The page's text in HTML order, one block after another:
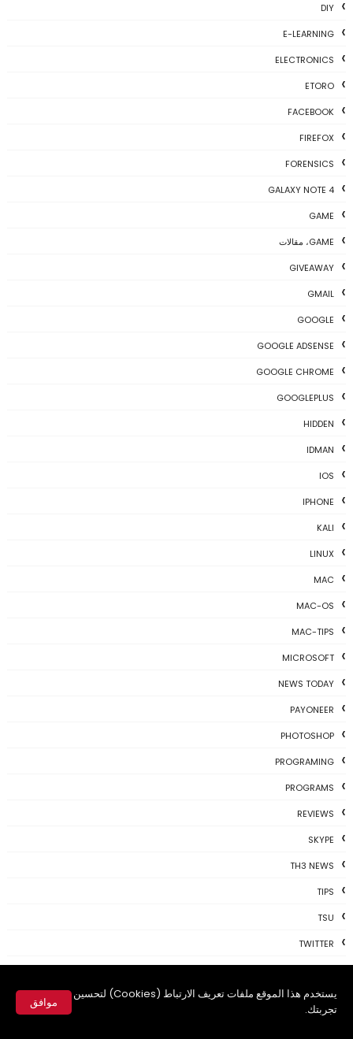
يستخدم هذا الموقع ملفات تعريف الارتباط (Cookies) لتحسين
تجربتك.
موافق
DIY
E-LEARNING
ELECTRONICS
ETORO
FACEBOOK
FIREFOX
FORENSICS
GALAXY NOTE 4
GAME
GAME، مقالات
GIVEAWAY
GMAIL
GOOGLE
GOOGLE ADSENSE
GOOGLE CHROME
GOOGLEPLUS
HIDDEN
IDMAN
IOS
IPHONE
KALI
LINUX
MAC
MAC-OS
MAC-TIPS
MICROSOFT
NEWS TODAY
PAYONEER
PHOTOSHOP
PROGRAMING
PROGRAMS
REVIEWS
SKYPE
TH3 NEWS
TIPS
TSU
TWITTER
VIDEO